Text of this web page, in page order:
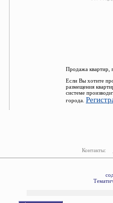
Продажа квартир,
Если Вы хотите
размещения
системе
города.
Контакты: